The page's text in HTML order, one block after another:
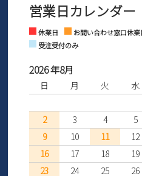
さい。
※土日祝はお問い合わせ窓口休業
Facebook Instagram
営業日カレンダー
休業日
お問い合わせ窓口休業
受注受付のみ
2026 年8月
日 月 火 水
2
3 4 5
9
10 11 12
16
17 18 19
23
24 25 26